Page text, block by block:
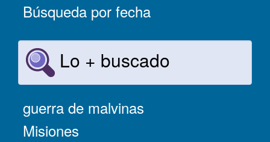
Búsqueda por fecha
Lo + buscado
guerra de malvinas
Misiones